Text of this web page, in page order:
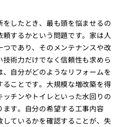
したとき、最も頭を悩ませるの
するかという問題です。家は人
であり、そのメンテナンスや改
術力だけでなく信頼性も求めら
自分がどのようなリフォームを
ことです。大規模な増改築を得
チンやトイレといった水回りの
す。自分の希望する工事内容
しているかを確認することが、失